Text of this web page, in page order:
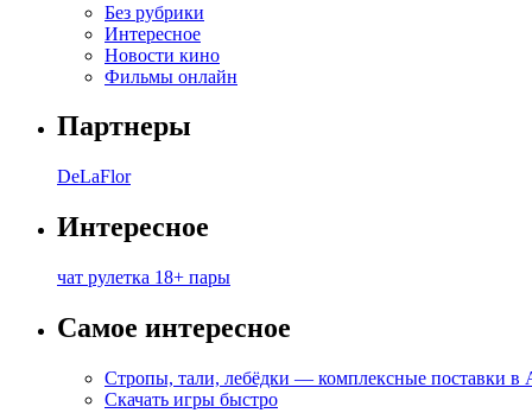
Без рубрики
Интересное
Новости кино
Фильмы онлайн
Партнеры
DeLaFlor
Интересное
чат рулетка 18+ пары
Самое интересное
Стропы, тали, лебёдки — комплексные поставки в
Скачать игры быстро